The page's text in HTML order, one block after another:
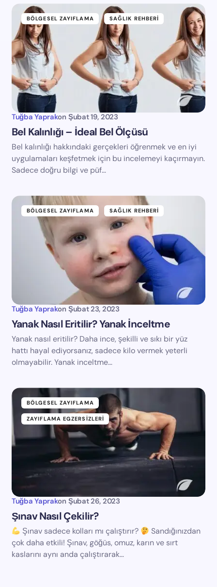
BÖLGESEL ZAYIFLAMA SAĞLIK REHBERI
Tuğba Yaprakon Şubat 19, 2023
Bel Kalınlığı – İdeal Bel Ölçüsü
Bel kalınlığı hakkındaki gerçekleri öğrenmek ve en iyi
uygulamaları keşfetmek için bu incelemeyi kaçırmayın.
Sadece doğru bilgi ve püf…
BÖLGESEL ZAYIFLAMA SAĞLIK REHBERI
Tuğba Yaprakon Şubat 23, 2023
Yanak Nasıl Eritilir? Yanak İnceltme
Yanak nasıl eritilir? Daha ince, şekilli ve sıkı bir yüz
hattı hayal ediyorsanız, sadece kilo vermek yeterli
olmayabilir. Yanak inceltme…
BÖLGESEL ZAYIFLAMA
ZAYIFLAMA EGZERSIZLERI
Tuğba Yaprakon Şubat 26, 2023
Şınav Nasıl Çekilir?
Şınav sadece kolları mı çalıştırır?
Sandığınızdan
çok daha etkili! Şınav, göğüs, omuz, karın ve sırt
kaslarını aynı anda çalıştırarak…